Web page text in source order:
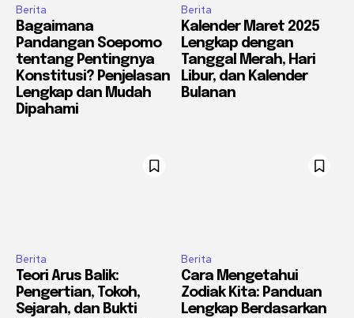
Berita
Bagaimana
Pandangan Soepomo
tentang Pentingnya
Konstitusi? Penjelasan
Lengkap dan Mudah
Dipahami
Berita
Kalender Maret 2025
Lengkap dengan
Tanggal Merah, Hari
Libur, dan Kalender
Bulanan
Berita
Teori Arus Balik:
Pengertian, Tokoh,
Sejarah, dan Bukti
Berita
Cara Mengetahui
Zodiak Kita: Panduan
Lengkap Berdasarkan